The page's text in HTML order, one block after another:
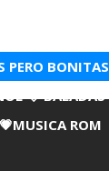
PERO BONITAS
💘 BALADAS
ROM